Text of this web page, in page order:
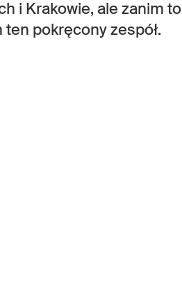
i Krakowie, ale zanim to
pokręcony zespół.